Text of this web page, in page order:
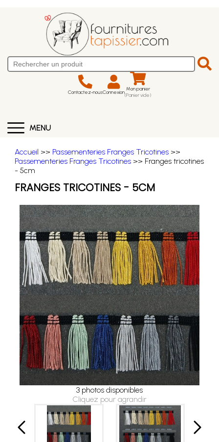
Contactez-nousConnexion Mon panier
(Panier vide)
MENU
Accueil >> Passementeries Franges Tricotines >>
Passementeries Franges Tricotines >> Franges tricotines
- 5cm
FRANGES TRICOTINES - 5CM
3 photos disponibles
Cliquez pour agrandir